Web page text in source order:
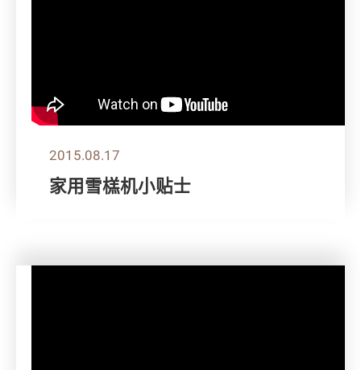
2015.08.17
家用雪榚机小贴士